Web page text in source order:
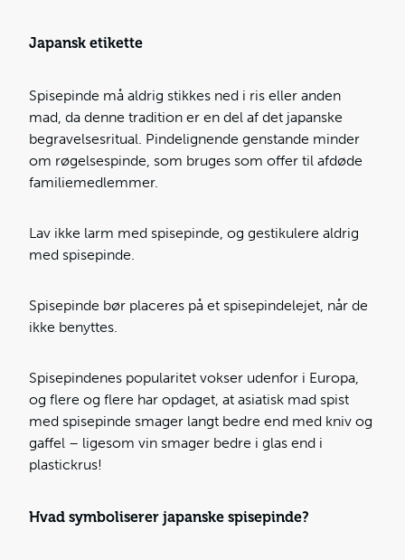
Japansk etikette
Spisepinde må aldrig stikkes ned i ris eller anden
mad, da denne tradition er en del af det japanske
begravelsesritual. Pindelignende genstande minder
om røgelsespinde, som bruges som offer til afdøde
familiemedlemmer.
Lav ikke larm med spisepinde, og gestikulere aldrig
med spisepinde.
Spisepinde bør placeres på et spisepindelejet, når de
ikke benyttes.
Spisepindenes popularitet vokser udenfor i Europa,
og flere og flere har opdaget, at asiatisk mad spist
med spisepinde smager langt bedre end med kniv og
gaffel – ligesom vin smager bedre i glas end i
plastickrus!
Hvad symboliserer japanske spisepinde?